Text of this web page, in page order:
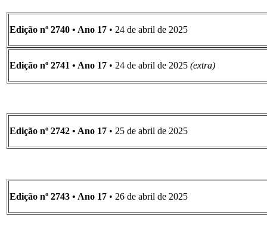
Edição nº 2740 • Ano 17 • 24 de abril de 2025
Edição nº 2741 • Ano 17 • 24 de abril de 2025 (extra)
Edição nº 2742 • Ano 17 • 25 de abril de 2025
Edição nº 2743 • Ano 17 • 26 de abril de 2025